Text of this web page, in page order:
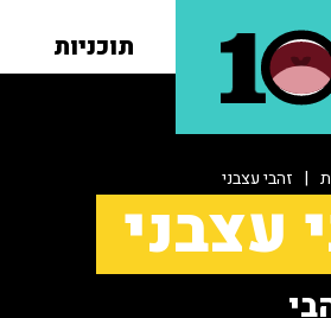
תוכניות
| זהבי עצבני
עצבני